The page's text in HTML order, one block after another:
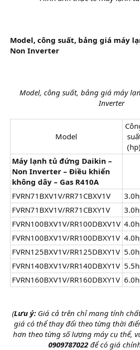
Model, công suất, bảng giá máy
Non Inverter
Model, công suất, bảng giá máy
Inverter
Model​
(hp)​
Máy lạnh tủ đứng Daikin –
Non Inverter – Điều khiển
không dây – Gas R410A
FVRN71BXV1V/RR71CBXV1V
FVRN71BXV1V/RR71CBXY1V
FVRN100BXV1V/RR100DBXV1V
FVRN100BXV1V/RR100DBXY1V
FVRN125BXV1V/RR125DBXY1V
FVRN140BXV1V/RR140DBXY1V
FVRN160BXV1V/RR160DBXY1V
(Lưu ý:Giá cả trên chỉ mang tính
giá có thể thay đổi theo từng thời
hơn theo từng số lượng máy cụ thể,
0909787022 để có giá